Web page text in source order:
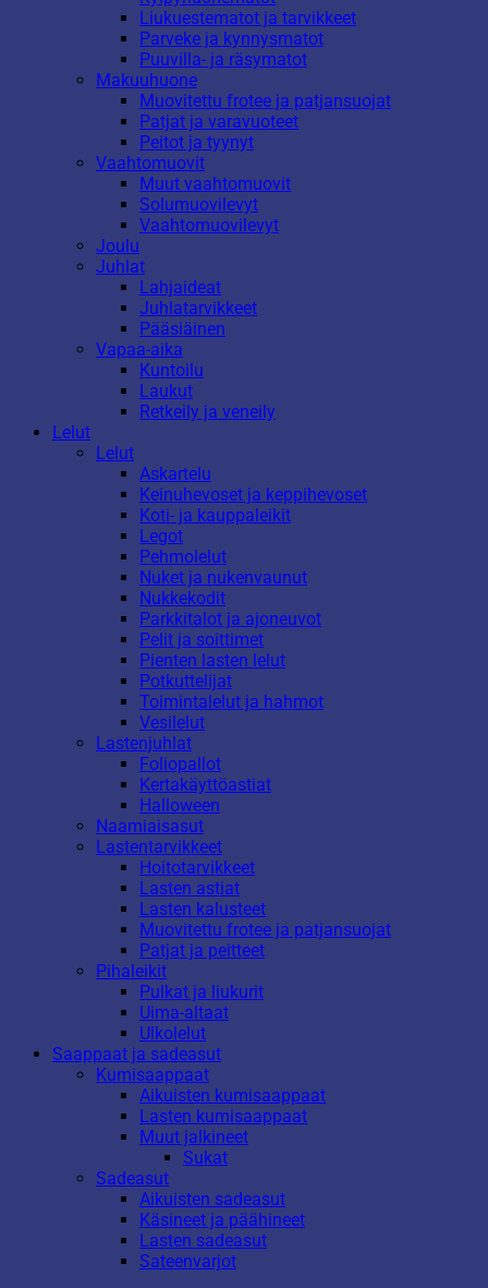
Liukuestematot ja tarvikkeet
Parveke ja kynnysmatot
Puuvilla- ja räsymatot
Makuuhuone
Muovitettu frotee ja patjansuojat
Patjat ja varavuoteet
Peitot ja tyynyt
Vaahtomuovit
Muut vaahtomuovit
Solumuovilevyt
Vaahtomuovilevyt
Joulu
Juhlat
Lahjaideat
Juhlatarvikkeet
Pääsiäinen
Vapaa-aika
Kuntoilu
Laukut
Retkeily ja veneily
Lelut
Lelut
Askartelu
Keinuhevoset ja keppihevoset
Koti- ja kauppaleikit
Legot
Pehmolelut
Nuket ja nukenvaunut
Nukkekodit
Parkkitalot ja ajoneuvot
Pelit ja soittimet
Pienten lasten lelut
Potkuttelijat
Toimintalelut ja hahmot
Vesilelut
Lastenjuhlat
Foliopallot
Kertakäyttöastiat
Halloween
Naamiaisasut
Lastentarvikkeet
Hoitotarvikkeet
Lasten astiat
Lasten kalusteet
Muovitettu frotee ja patjansuojat
Patjat ja peitteet
Pihaleikit
Pulkat ja liukurit
Uima-altaat
Ulkolelut
Saappaat ja sadeasut
Kumisaappaat
Aikuisten kumisaappaat
Lasten kumisaappaat
Muut jalkineet
Sukat
Sadeasut
Aikuisten sadeasut
Käsineet ja päähineet
Lasten sadeasut
Sateenvarjot